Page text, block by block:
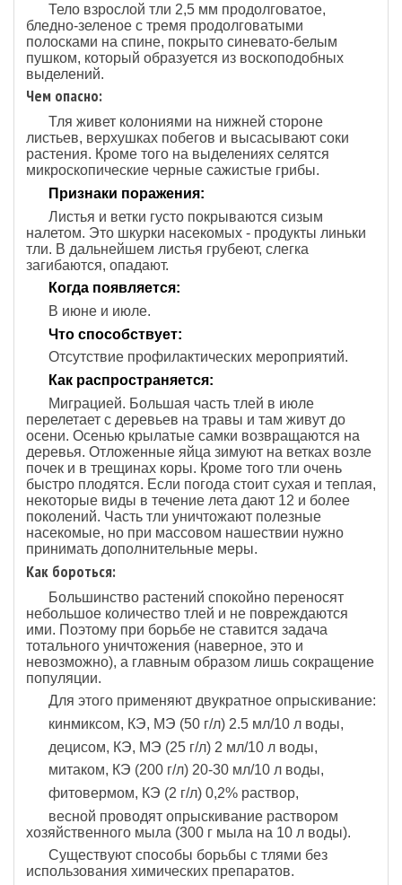
Тело взрослой тли 2,5 мм продолговатое,
бледно-зеленое с тремя продолговатыми
полосками на спине, покрыто синевато-белым
пушком, который образуется из воскоподобных
выделений.
Чем опасно:
Тля живет колониями на нижней стороне
листьев, верхушках побегов и высасывают соки
растения. Кроме того на выделениях селятся
микроскопические черные сажистые грибы.
Признаки поражения:
Листья и ветки густо покрываются сизым
налетом. Это шкурки насекомых - продукты линьки
тли. В дальнейшем листья грубеют, слегка
загибаются, опадают.
Когда появляется:
В июне и июле.
Что способствует:
Отсутствие профилактических мероприятий.
Как распространяется:
Миграцией. Большая часть тлей в июле
перелетает с деревьев на травы и там живут до
осени. Осенью крылатые самки возвращаются на
деревья. Отложенные яйца зимуют на ветках возле
почек и в трещинах коры. Кроме того тли очень
быстро плодятся. Если погода стоит сухая и теплая,
некоторые виды в течение лета дают 12 и более
поколений. Часть тли уничтожают полезные
насекомые, но при массовом нашествии нужно
принимать дополнительные меры.
Как бороться:
Большинство растений спокойно переносят
небольшое количество тлей и не повреждаются
ими. Поэтому при борьбе не ставится задача
тотального уничтожения (наверное, это и
невозможно), а главным образом лишь сокращение
популяции.
Для этого применяют двукратное опрыскивание:
кинмиксом, КЭ, МЭ (50 г/л) 2.5 мл/10 л воды,
децисом, КЭ, МЭ (25 г/л) 2 мл/10 л воды,
митаком, КЭ (200 г/л) 20-30 мл/10 л воды,
фитовермом, КЭ (2 г/л) 0,2% раствор,
весной проводят опрыскивание раствором
хозяйственного мыла (300 г мыла на 10 л воды).
Существуют способы борьбы с тлями без
использования химических препаратов.